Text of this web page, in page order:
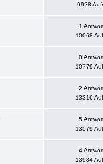
9928
1
10068
0
10779
2
13316
5
13579
4
13934